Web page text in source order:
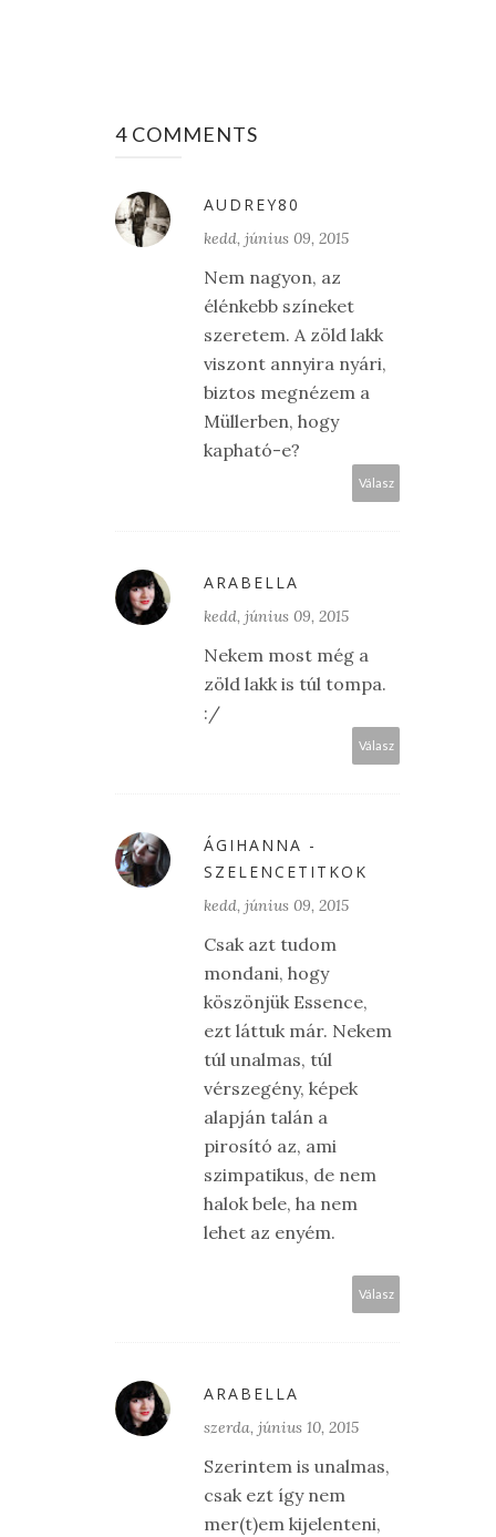
4 COMMENTS
AUDREY80
kedd, június 09, 2015
Nem nagyon, az
élénkebb színeket
szeretem. A zöld lakk
viszont annyira nyári,
biztos megnézem a
Müllerben, hogy
kapható-e?
Válasz
ARABELLA
kedd, június 09, 2015
Nekem most még a
zöld lakk is túl tompa.
:/
Válasz
ÁGIHANNA -
SZELENCETITKOK
kedd, június 09, 2015
Csak azt tudom
mondani, hogy
köszönjük Essence,
ezt láttuk már. Nekem
túl unalmas, túl
vérszegény, képek
alapján talán a
pirosító az, ami
szimpatikus, de nem
halok bele, ha nem
lehet az enyém.
Válasz
ARABELLA
szerda, június 10, 2015
Szerintem is unalmas,
csak ezt így nem
mer(t)em kijelenteni,